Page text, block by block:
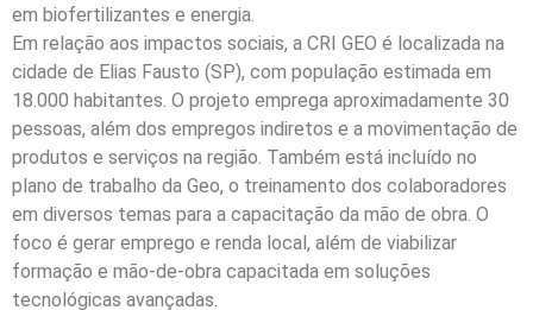
em biofertilizantes e energia.
Em relação aos impactos sociais, a CRI GEO é localizada na
cidade de Elias Fausto (SP), com população estimada em
18.000 habitantes. O projeto emprega aproximadamente 30
pessoas, além dos empregos indiretos e a movimentação de
produtos e serviços na região. Também está incluído no
plano de trabalho da Geo, o treinamento dos colaboradores
em diversos temas para a capacitação da mão de obra. O
foco é gerar emprego e renda local, além de viabilizar
formação e mão-de-obra capacitada em soluções
tecnológicas avançadas.